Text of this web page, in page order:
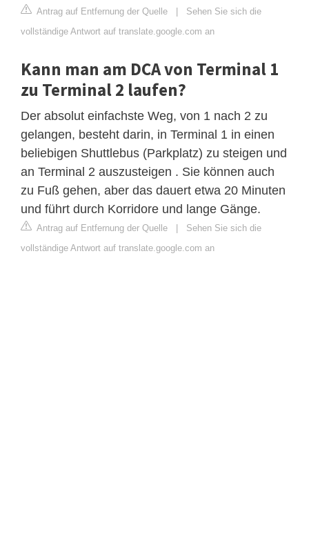
Antrag auf Entfernung der Quelle | Sehen Sie sich die
vollständige Antwort auf translate.google.com an
Kann man am DCA von Terminal 1
zu Terminal 2 laufen?
Der absolut einfachste Weg, von 1 nach 2 zu
gelangen, besteht darin, in Terminal 1 in einen
beliebigen Shuttlebus (Parkplatz) zu steigen und
an Terminal 2 auszusteigen . Sie können auch
zu Fuß gehen, aber das dauert etwa 20 Minuten
und führt durch Korridore und lange Gänge.
Antrag auf Entfernung der Quelle | Sehen Sie sich die
vollständige Antwort auf translate.google.com an